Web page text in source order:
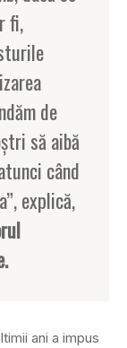
fi,
de
să aibă
când
explică,
ani a impus